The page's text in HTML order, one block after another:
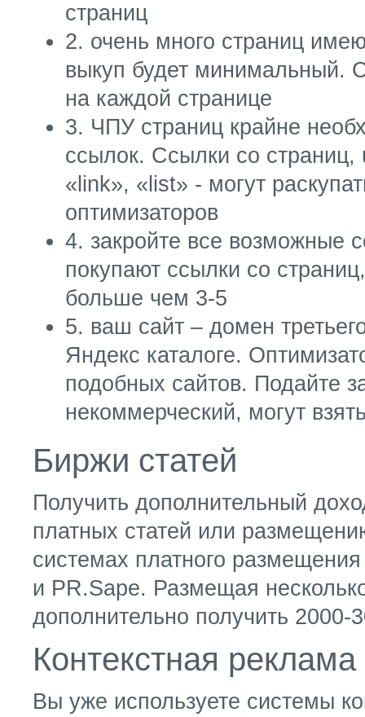
страниц
2. очень много страниц
выкуп будет минимальный.
на каждой странице
3. ЧПУ страниц крайне
ссылок. Ссылки со
«link», «list» - могут
оптимизаторов
4. закройте все возможные
покупают ссылки со
больше чем 3-5
5. ваш сайт – домен
Яндекс каталоге.
подобных сайтов. Подайте
некоммерческий, могут
Биржи статей
Получить дополнительный
платных статей или
системах платного
и PR.Sape. Размещая
дополнительно получить 2000-
Контекстная реклама
Вы уже используете системы